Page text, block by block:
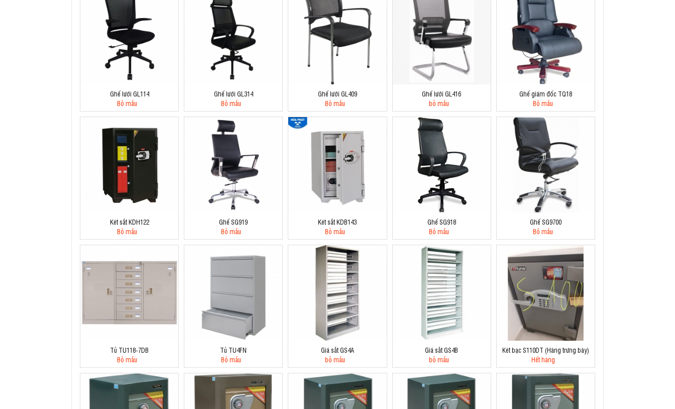
Ghế lưới GL114
Bỏ mẫu
Ghế lưới GL314
Bỏ mẫu
Ghế lưới GL409
Bỏ mẫu
Ghế lưới GL416
bỏ mẫu
Ghế giám đốc TQ18
Bỏ mẫu
Két sắt KDH122
Bỏ mẫu
Ghế SG919
Bỏ mẫu
Két sắt KDB143
Bỏ mẫu
Ghế SG918
Bỏ mẫu
Ghế SG9700
Bỏ mẫu
Tủ TU118-7DB
Bỏ mẫu
Tủ TU4FN
Bỏ mẫu
Giá sắt GS4A
bỏ mẫu
Giá sắt GS4B
bỏ mẫu
Két bạc S110DT (Hàng trưng bày)
Hết hàng